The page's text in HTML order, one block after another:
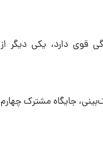
قوی دارد، یکی دیگر از
جایگاه مشترک چهارم